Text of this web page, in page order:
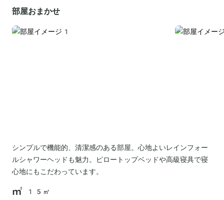
部屋おまかせ
シンプルで機能的、清潔感のある部屋。心地よいレインフォー
ルシャワーヘッドも魅力。ピロートップベッドや高級寝具で寝
心地にもこだわっています。
15㎡